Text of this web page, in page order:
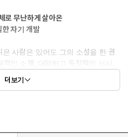
로 무난하게 살아온
자기 개발
사람은 있어도 그의 소설을 한 권
인 소재, 대담하고 독창적인 서사,
팬덤을 형성하고 있는 작가 임성순
개발의 정석』이 출간되었다. 민음
’이라는 독특한 소재와 상황마다 펼
사, 읽기를 멈출 수 없을 정도로 리드
더보기